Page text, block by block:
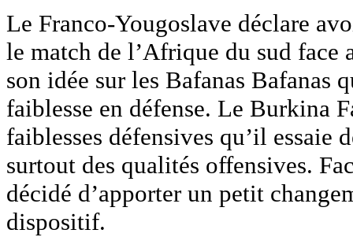
Le Franco-Yougoslave déclare
le match de l’Afrique du sud face
son idée sur les Bafanas Bafanas
faiblesse en défense. Le Burkina
faiblesses défensives qu’il essaie
surtout des qualités offensives.
décidé d’apporter un petit
dispositif.